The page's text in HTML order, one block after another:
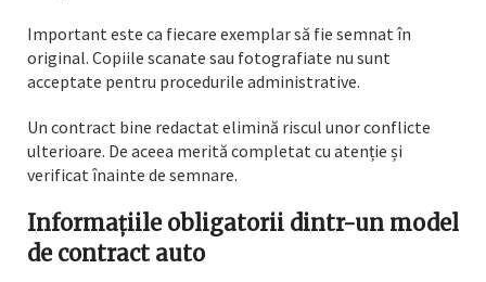
Important este ca fiecare exemplar să fie semnat în
original. Copiile scanate sau fotografiate nu sunt
acceptate pentru procedurile administrative.
Un contract bine redactat elimină riscul unor conflicte
ulterioare. De aceea merită completat cu atenție și
verificat înainte de semnare.
Informațiile obligatorii dintr-un model
de contract auto